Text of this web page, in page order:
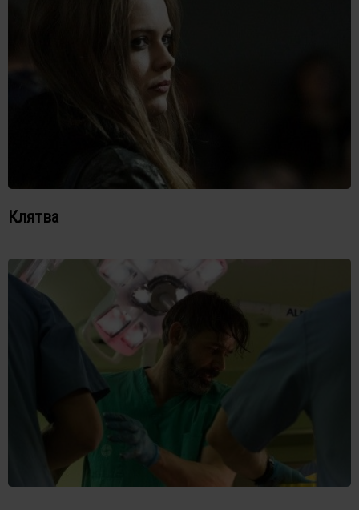
Клятва